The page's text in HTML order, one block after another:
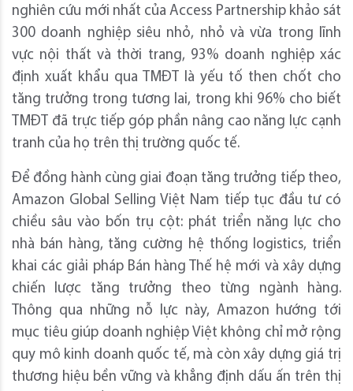
nghiên cứu mới nhất của Access Partnership khảo sát
300 doanh nghiệp siêu nhỏ, nhỏ và vừa trong lĩnh
vực nội thất và thời trang, 93% doanh nghiệp xác
định xuất khẩu qua TMĐT là yếu tố then chốt cho
tăng trưởng trong tương lai, trong khi 96% cho biết
TMĐT đã trực tiếp góp phần nâng cao năng lực cạnh
tranh của họ trên thị trường quốc tế.
Để đồng hành cùng giai đoạn tăng trưởng tiếp theo,
Amazon Global Selling Việt Nam tiếp tục đầu tư có
chiều sâu vào bốn trụ cột: phát triển năng lực cho
nhà bán hàng, tăng cường hệ thống logistics, triển
khai các giải pháp Bán hàng Thế hệ mới và xây dựng
chiến lược tăng trưởng theo từng ngành hàng.
Thông qua những nỗ lực này, Amazon hướng tới
mục tiêu giúp doanh nghiệp Việt không chỉ mở rộng
quy mô kinh doanh quốc tế, mà còn xây dựng giá trị
thương hiệu bền vững và khẳng định dấu ấn trên thị